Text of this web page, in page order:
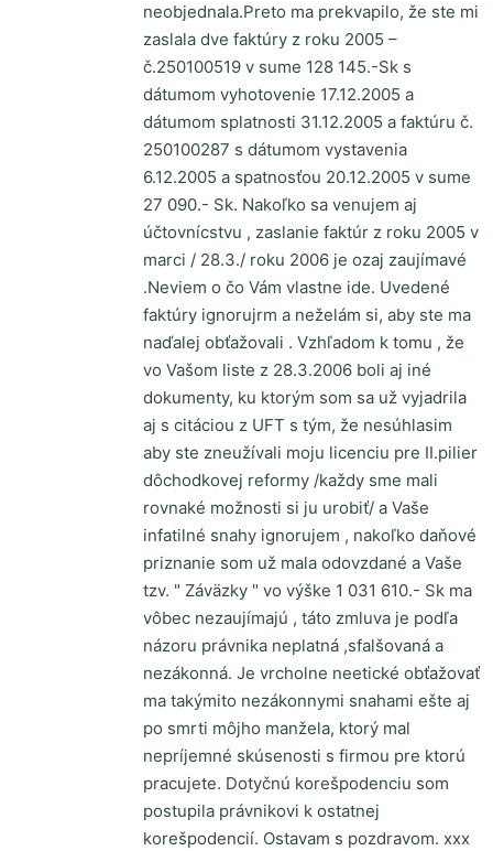
neobjednala.Preto ma prekvapilo, že ste mi
zaslala dve faktúry z roku 2005 –
č.250100519 v sume 128 145.-Sk s
dátumom vyhotovenie 17.12.2005 a
dátumom splatnosti 31.12.2005 a faktúru č.
250100287 s dátumom vystavenia
6.12.2005 a spatnosťou 20.12.2005 v sume
27 090.- Sk. Nakoľko sa venujem aj
účtovnícstvu , zaslanie faktúr z roku 2005 v
marci / 28.3./ roku 2006 je ozaj zaujímavé
.Neviem o čo Vám vlastne ide. Uvedené
faktúry ignorujrm a neželám si, aby ste ma
naďalej obťažovali . Vzhľadom k tomu , že
vo Vašom liste z 28.3.2006 boli aj iné
dokumenty, ku ktorým som sa už vyjadrila
aj s citáciou z UFT s tým, že nesúhlasim
aby ste zneužívali moju licenciu pre II.pilier
dôchodkovej reformy /každy sme mali
rovnaké možnosti si ju urobiť/ a Vaše
infatilné snahy ignorujem , nakoľko daňové
priznanie som už mala odovzdané a Vaše
tzv. " Záväzky " vo výške 1 031 610.- Sk ma
vôbec nezaujímajú , táto zmluva je podľa
názoru právnika neplatná ,sfalšovaná a
nezákonná. Je vrcholne neetické obťažovať
ma takýmito nezákonnymi snahami ešte aj
po smrti môjho manžela, ktorý mal
nepríjemné skúsenosti s firmou pre ktorú
pracujete. Dotyčnú korešpodenciu som
postupila právnikovi k ostatnej
korešpodencií. Ostavam s pozdravom. xxx